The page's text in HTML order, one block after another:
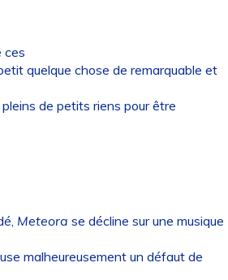
ces
quelque chose de remarquable et
de petits riens pour être
Meteora se décline sur une musique
malheureusement un défaut de